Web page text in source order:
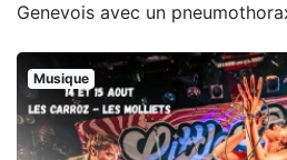
Genevois avec un
Musique